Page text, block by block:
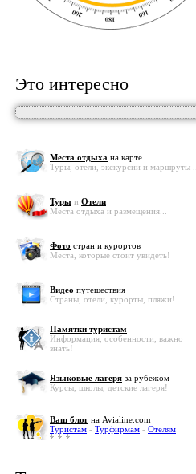
Это интересно
Места отдыха на карте
Туры, отели, экскурсии и маршруты ...
Туры и Отели
Места отдыха и размещения...
Фото стран и курортов
Места, которые стоит увидеть!
Видео путешествия
Страны, отели, курорты, пляжи!
Памятки туристам
Информация, особенности, важно
знать!
Языковые лагеря за рубежом
Курсы, школы, детские лагеря!
Ваш блог на Avialine.com
Туристам - Турфирмам - Отелям